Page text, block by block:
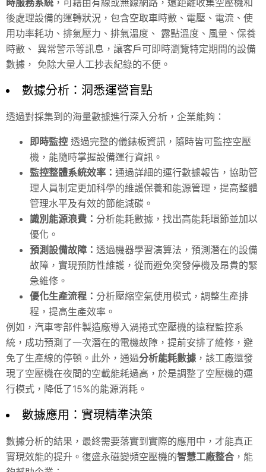
後處理設備的運轉狀況，包含空取車時數、電壓、電流、使
用功率耗功、排氣壓力、排氣溫度、 露點溫度、風量、保養
時數、 異常警示等訊息，讓客戶可即時瀏覽特定期間的設備
數據， 免除大量人工抄表紀錄的不便。
數據分析：洞悉運營盲點
透過對採集到的海量數據進行深入分析，企業能夠：
即時監控 透過完整的儀錶板資訊，隨時皆可監控空壓
機，能隨時掌握設備運行資訊 。
監控整體系統效率： 通過詳細的運行數據報告，協助管
理人員制定更加科學的維護保養和能源管理，提高整體
管理水平及有效的節能減碳。
識別能源浪費： 分析能耗數據，找出高能耗環節並加以
優化。
預測設備故障： 透過機器學習演算法，預測潛在的設備
故障，實現預防性維護，從而避免突發停機及昂貴的緊
急維修 。
優化生產流程： 分析壓縮空氣使用模式，調整生產排
程，提高生產效率。
例如，汽車零部件製造廠導入渦捲式空壓機的遠程監控系
統，成功預測了一次潛在的電機故障，提前安排了維修，避
免了生產線的停頓 。此外，通過分析能耗數據 ，該工廠還發
現了空壓機在夜間的空載能耗過高，於是調整了空壓機的運
行模式，降低了15%的能源消耗。
數據應用：實現精準決策
數據分析的結果，最終需要落實到實際的應用中，才能真正
實現效能的提升。復盛永磁變頻空壓機的智慧工廠整合 ，能